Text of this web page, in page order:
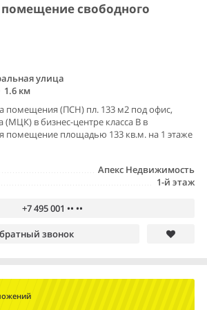
помещение свободного
улица
1.6 км
помещения (ПСН) пл. 133 м2 под офис,
в бизнес-центре класса В в
помещение площадью 133 кв.м. на 1 этаже
Апекс Недвижимость
1-й этаж
+7 495 001 •• ••
звонок